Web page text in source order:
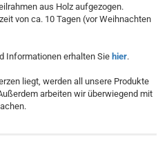
aus Holz aufgezogen.
von ca. 10 Tagen (vor Weihnachten
Informationen erhalten Sie hier.
liegt, werden all unsere Produkte
arbeiten wir überwiegend mit